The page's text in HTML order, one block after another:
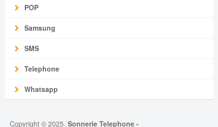
POP
Samsung
SMS
Telephone
Whatsapp
Copyright © 2025. Sonnerie Telephone -